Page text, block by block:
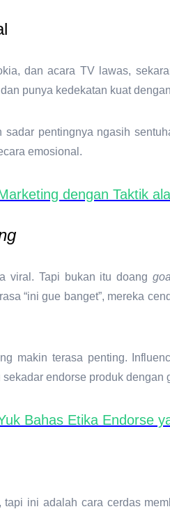
dan acara TV lawas,
punya kedekatan kuat
pentingnya ngasih
emosional.
dengan Taktik
viral. Tapi bukan itu doang
“ini gue banget”, mereka
makin terasa penting.
endorse produk dengan
Bahas Etika Endorse
ini adalah cara cerdas